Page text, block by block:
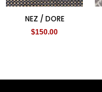
NEZ / DORE
$150.00